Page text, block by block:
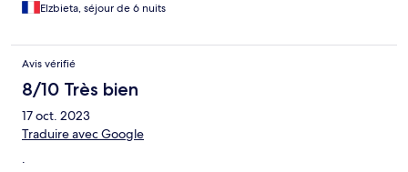
Elzbieta, séjour de 6 nuits
Avis vérifié
8/10 Très bien
17 oct. 2023
Traduire avec Google
.